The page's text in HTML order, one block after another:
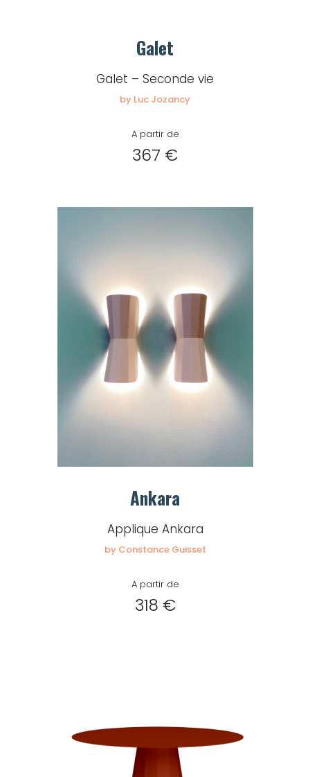
Galet
Galet – Seconde vie
by Luc Jozancy
A partir de
367 €
Ankara
Applique Ankara
by Constance Guisset
A partir de
318 €